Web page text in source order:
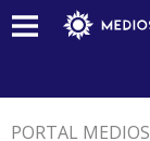
PORTAL